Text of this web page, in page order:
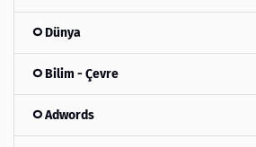
Dünya
Bilim - Çevre
Adwords